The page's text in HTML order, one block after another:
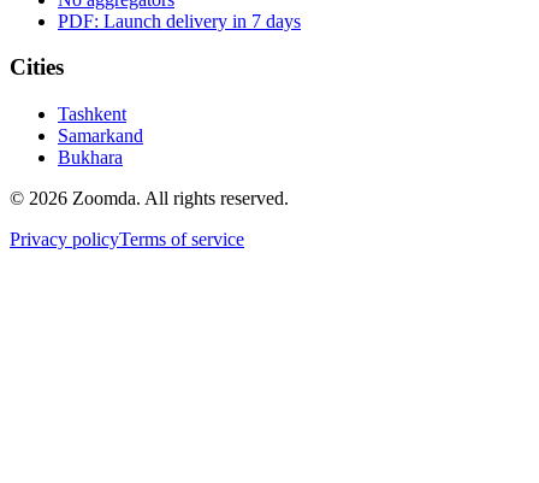
PDF: Launch delivery in 7 days
Cities
Tashkent
Samarkand
Bukhara
© 2026 Zoomda. All rights reserved.
Privacy policyTerms of service